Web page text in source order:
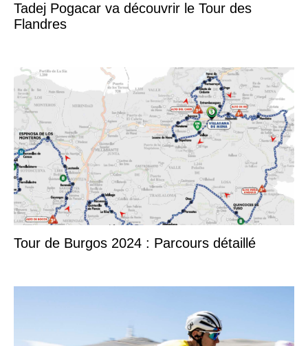
Tadej Pogacar va découvrir le Tour des
Flandres
Tour de Burgos 2024 : Parcours détaillé